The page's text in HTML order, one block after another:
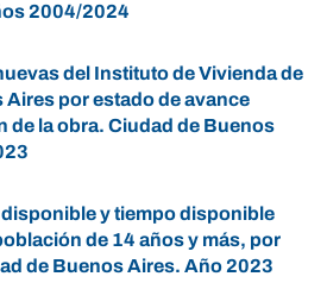
2004/2024
del Instituto de Vivienda de
Aires por estado de avance
de la obra. Ciudad de Buenos
y tiempo disponible
de 14 años y más, por
de Buenos Aires. Año 2023